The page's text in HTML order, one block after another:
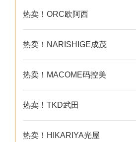
热卖！ORC欧阿西
热卖！NARISHIGE成茂
热卖！MACOME码控美
热卖！TKD武田
热卖！HIKARIYA光屋